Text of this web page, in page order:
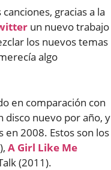
gracias a la
un nuevo trabajo
los nuevos temas
algo
en comparación con
disco nuevo por año, y
en 2008. Estos son los
A Girl Like Me
(2011).